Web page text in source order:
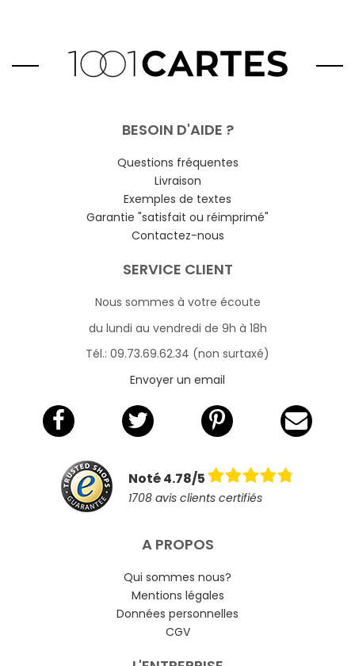
BESOIN D'AIDE ?
Questions fréquentes
Livraison
Exemples de textes
Garantie "satisfait ou réimprimé"
Contactez-nous
SERVICE CLIENT
Nous sommes à votre écoute
du lundi au vendredi de 9h à 18h
Tél.: 09.73.69.62.34 (non surtaxé)
Envoyer un email
Noté 4.78/5
1708 avis clients certifiés
A PROPOS
Qui sommes nous?
Mentions légales
Données personnelles
CGV